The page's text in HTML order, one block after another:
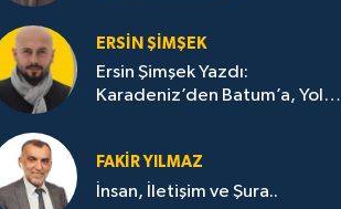
ERSIN ŞIMŞEK
Ersin Şimşek Yazdı:
Karadeniz’den Batum’a, Yolun
FAKIR YILMAZ
İnsan, İletişim ve Şura..